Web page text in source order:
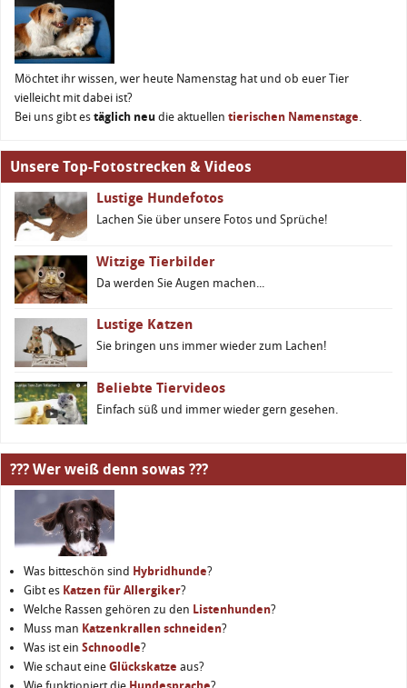
Möchtet ihr wissen, wer heute Namenstag hat und ob euer Tier
vielleicht mit dabei ist?
Bei uns gibt es täglich neu die aktuellen tierischen Namenstage.
Unsere Top-Fotostrecken & Videos
Lustige Hundefotos
Lachen Sie über unsere Fotos und Sprüche!
Witzige Tierbilder
Da werden Sie Augen machen...
Lustige Katzen
Sie bringen uns immer wieder zum Lachen!
Beliebte Tiervideos
Einfach süß und immer wieder gern gesehen.
??? Wer weiß denn sowas ???
Was bitteschön sind Hybridhunde?
Gibt es Katzen für Allergiker?
Welche Rassen gehören zu den Listenhunden?
Muss man Katzenkrallen schneiden?
Was ist ein Schnoodle?
Wie schaut eine Glückskatze aus?